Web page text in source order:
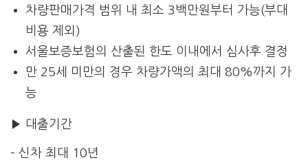
차량판매가격 범위 내 최소 3백만원부터 가능(부대
비용 제외)
서울보증보험의 산출된 한도 이내에서 심사후 결정
만 25세 미만의 경우 차량가액의 최대 80%까지 가
능
▶ 대출기간
– 신차 최대 10년